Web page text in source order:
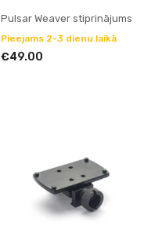
Pulsar Weaver stiprinājums
Pieejams 2-3 dienu laikā
€49.00